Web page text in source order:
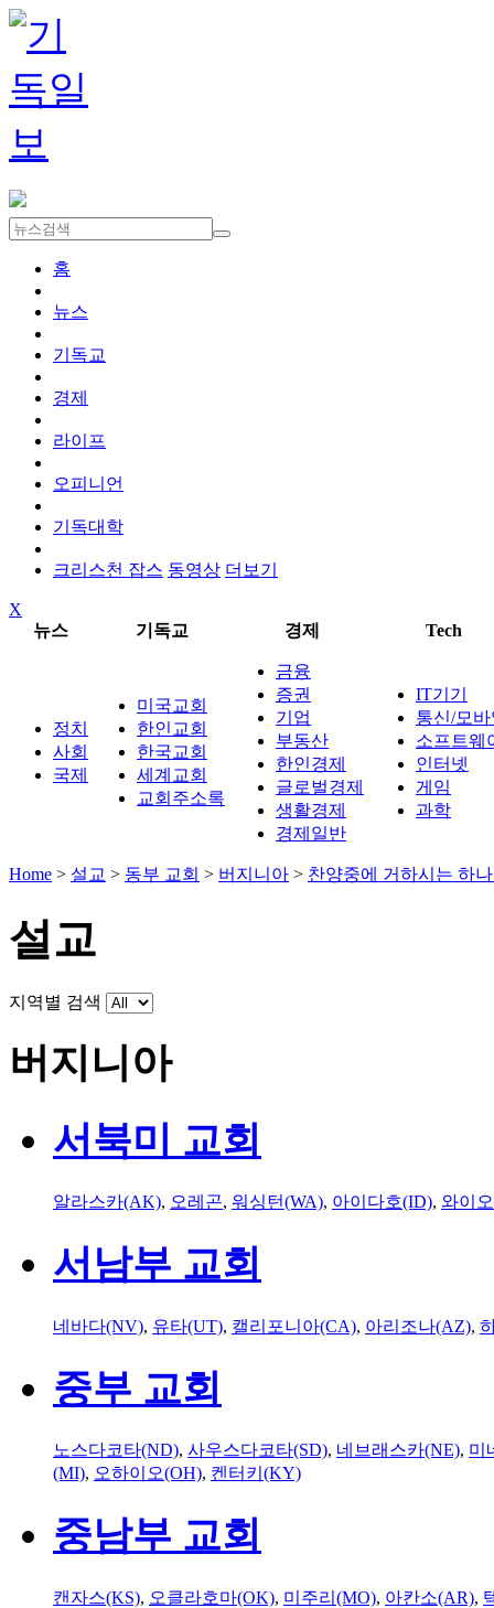
홈
뉴스
기독교
경제
라이프
오피니언
기독대학
크리스천 잡스 동영상 더보기
X
뉴스
기독교 경제 Tech
정치
사회
국제
미국교회
한인교회
한국교회
세계교회
교회주소록
금융
증권
기업
부동산
한인경제
글로벌경제
생활경제
경제일반
IT기기
통신/모
소프트웨
인터넷
게임
과학
Home > 설교 > 동부 교회 > 버지니아 > 찬양중에 거하시는 하
설교
지역별 검색
버지니아
서북미 교회
알라스카(AK), 오레곤, 워싱턴(WA), 아이다호(ID), 와이
서남부 교회
네바다(NV), 유타(UT), 캘리포니아(CA), 아리조나(AZ),
중부 교회
노스다코타(ND), 사우스다코타(SD), 네브래스카(NE), 미
(MI), 오하이오(OH), 켄터키(KY)
중남부 교회
캔자스(KS), 오클라호마(OK), 미주리(MO), 아칸소(AR),